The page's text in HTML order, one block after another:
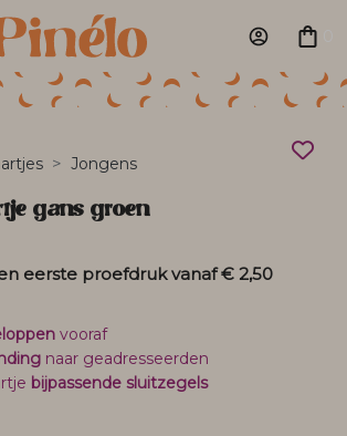
Jongens
gans groen
eerste proefdruk vanaf€ 2,50
vooraf
naar geadresseerden
bijpassende sluitzegels